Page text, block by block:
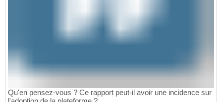
Qu'en pensez-vous ? Ce rapport peut-il avoir une incidence sur